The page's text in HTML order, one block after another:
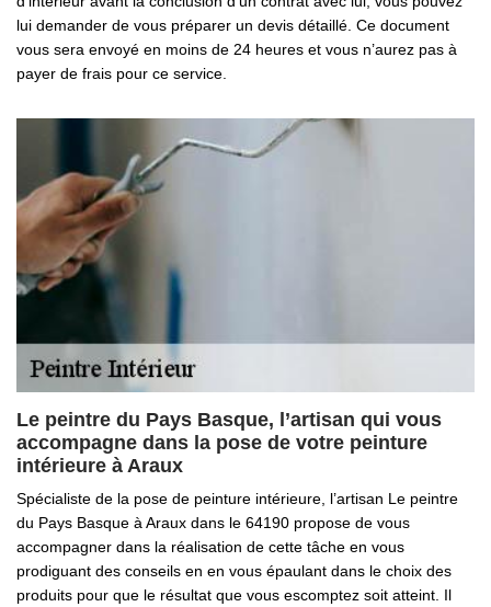
lui demander de vous préparer un devis détaillé. Ce document
vous sera envoyé en moins de 24 heures et vous n’aurez pas à
payer de frais pour ce service.
Le peintre du Pays Basque, l’artisan qui vous
accompagne dans la pose de votre peinture
intérieure à Araux
Spécialiste de la pose de peinture intérieure, l’artisan Le peintre
du Pays Basque à Araux dans le 64190 propose de vous
accompagner dans la réalisation de cette tâche en vous
prodiguant des conseils en en vous épaulant dans le choix des
produits pour que le résultat que vous escomptez soit atteint. Il